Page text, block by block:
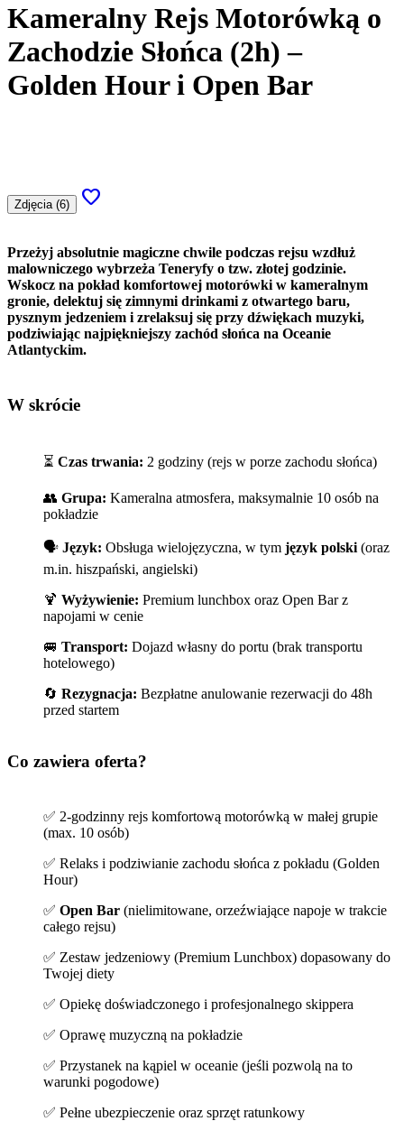
Kameralny Rejs Motorówką o
Zachodzie Słońca (2h) –
Golden Hour i Open Bar
Zdjęcia (6) favorite
Przeżyj absolutnie magiczne chwile podczas rejsu wzdłuż
malowniczego wybrzeża Teneryfy o tzw. złotej godzinie.
Wskocz na pokład komfortowej motorówki w kameralnym
gronie, delektuj się zimnymi drinkami z otwartego baru,
pysznym jedzeniem i zrelaksuj się przy dźwiękach muzyki,
podziwiając najpiękniejszy zachód słońca na Oceanie
Atlantyckim.
W skrócie
⏳ Czas trwania: 2 godziny (rejs w porze zachodu słońca)
👥 Grupa: Kameralna atmosfera, maksymalnie 10 osób na
pokładzie
🗣️ Język: Obsługa wielojęzyczna, w tym język polski (oraz
m.in. hiszpański, angielski)
🍹 Wyżywienie: Premium lunchbox oraz Open Bar z
napojami w cenie
🚐 Transport: Dojazd własny do portu (brak transportu
hotelowego)
🔄 Rezygnacja: Bezpłatne anulowanie rezerwacji do 48h
przed startem
Co zawiera oferta?
✅ 2-godzinny rejs komfortową motorówką w małej grupie
(max. 10 osób)
✅ Relaks i podziwianie zachodu słońca z pokładu (Golden
Hour)
✅ Open Bar (nielimitowane, orzeźwiające napoje w trakcie
całego rejsu)
✅ Zestaw jedzeniowy (Premium Lunchbox) dopasowany do
Twojej diety
✅ Opiekę doświadczonego i profesjonalnego skippera
✅ Oprawę muzyczną na pokładzie
✅ Przystanek na kąpiel w oceanie (jeśli pozwolą na to
warunki pogodowe)
✅ Pełne ubezpieczenie oraz sprzęt ratunkowy